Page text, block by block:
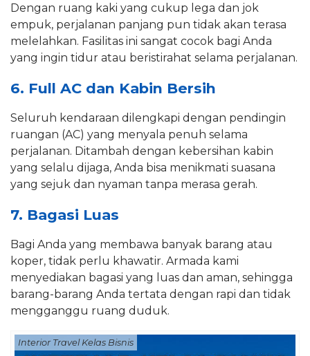
Dengan ruang kaki yang cukup lega dan jok
empuk, perjalanan panjang pun tidak akan terasa
melelahkan. Fasilitas ini sangat cocok bagi Anda
yang ingin tidur atau beristirahat selama perjalanan.
6. Full AC dan Kabin Bersih
Seluruh kendaraan dilengkapi dengan pendingin
ruangan (AC) yang menyala penuh selama
perjalanan. Ditambah dengan kebersihan kabin
yang selalu dijaga, Anda bisa menikmati suasana
yang sejuk dan nyaman tanpa merasa gerah.
7. Bagasi Luas
Bagi Anda yang membawa banyak barang atau
koper, tidak perlu khawatir. Armada kami
menyediakan bagasi yang luas dan aman, sehingga
barang-barang Anda tertata dengan rapi dan tidak
mengganggu ruang duduk.
Interior Travel Kelas Bisnis